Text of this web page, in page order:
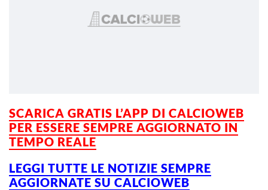
SCARICA GRATIS L’APP DI CALCIOWEB
PER ESSERE SEMPRE AGGIORNATO IN
TEMPO REALE
LEGGI TUTTE LE NOTIZIE SEMPRE
AGGIORNATE SU CALCIOWEB